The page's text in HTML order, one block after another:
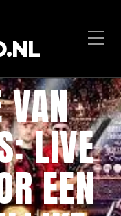
LIVE
EEN